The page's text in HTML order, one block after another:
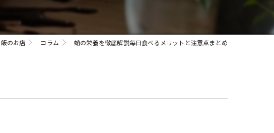
のお店 コラム 蛸の栄養を徹底解説毎日食べるメリットと注意点まとめ